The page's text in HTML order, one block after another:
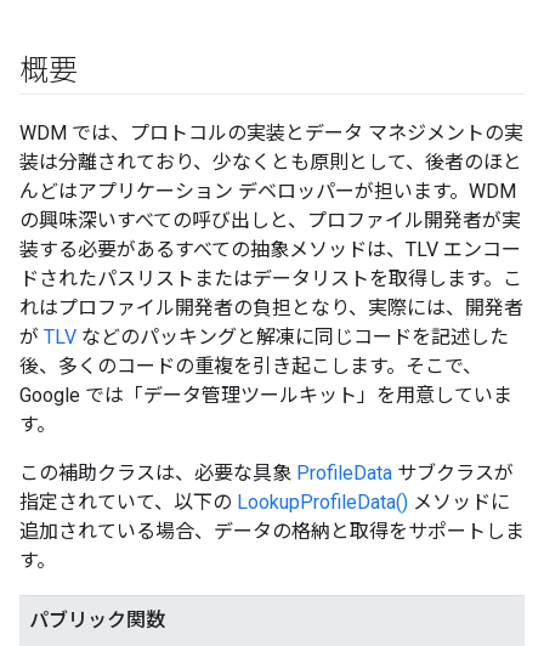
概要
WDM では、プロトコルの実装とデータ マネジメントの実
装は分離されており、少なくとも原則として、後者のほと
んどはアプリケーション デベロッパーが担います。WDM
の興味深いすべての呼び出しと、プロファイル開発者が実
装する必要があるすべての抽象メソッドは、TLV エンコー
ドされたパスリストまたはデータリストを取得します。こ
れはプロファイル開発者の負担となり、実際には、開発者
が TLV などのパッキングと解凍に同じコードを記述した
後、多くのコードの重複を引き起こします。そこで、
Google では「データ管理ツールキット」を用意していま
す。
この補助クラスは、必要な具象 ProfileData サブクラスが
指定されていて、以下の LookupProfileData() メソッドに
追加されている場合、データの格納と取得をサポートしま
す。
パブリック関数